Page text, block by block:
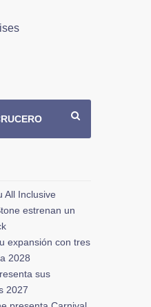
All Inclusive
estrenan un
expansión con tres
2028
sus
2027